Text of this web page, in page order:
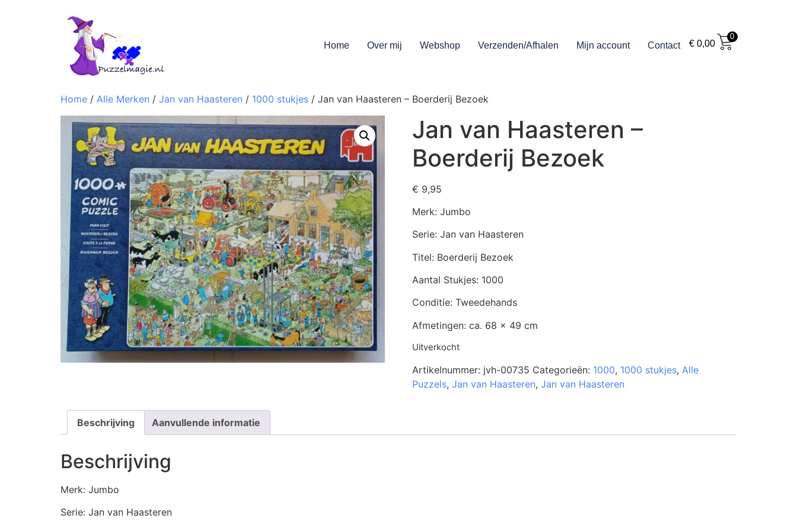
Home Over mij Webshop Verzenden/Afhalen Mijn account Contact €0,00
0
Home / Alle Merken / Jan van Haasteren / 1000 stukjes / Jan van Haasteren – Boerderij Bezoek
Jan van Haasteren –
Boerderij Bezoek
€ 9,95
Merk: Jumbo
Serie: Jan van Haasteren
Titel: Boerderij Bezoek
Aantal Stukjes: 1000
Conditie: Tweedehands
Afmetingen: ca. 68 x 49 cm
Uitverkocht
Artikelnummer: jvh-00735 Categorieën: 1000, 1000 stukjes, Alle
Puzzels, Jan van Haasteren, Jan van Haasteren
Beschrijving Aanvullende informatie
Beschrijving
Merk: Jumbo
Serie: Jan van Haasteren